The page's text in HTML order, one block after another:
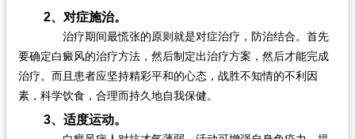
2、对症施治。
治疗期间最慌张的原则就是对症治疗，防治结合。首先
要确定白癜风的治疗方法，然后制定出治疗方案，然后才能完成
治疗。而且患者应坚持精彩平和的心态，战胜不知情的不利因
素，科学饮食，合理而持久地自我保健。
3、适度运动。